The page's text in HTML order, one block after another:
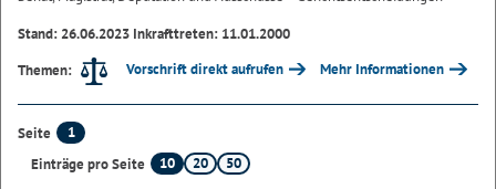
Stand: 26.06.2023 Inkrafttreten: 11.01.2000
Themen:
Vorschrift direkt aufrufen Mehr Informationen
Seite
1
Einträge pro Seite
10 20 50